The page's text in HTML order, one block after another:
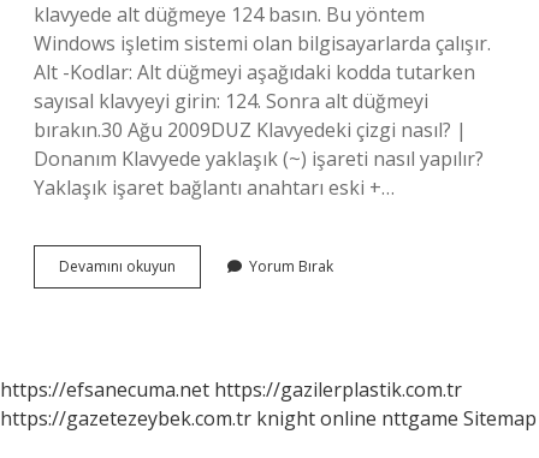
klavyede alt düğmeye 124 basın. Bu yöntem
Windows işletim sistemi olan bilgisayarlarda çalışır.
Alt -Kodlar: Alt düğmeyi aşağıdaki kodda tutarken
sayısal klavyeyi girin: 124. Sonra alt düğmeyi
bırakın.30 Ağu 2009DUZ Klavyedeki çizgi nasıl? |
Donanım Klavyede yaklaşık (~) işareti nasıl yapılır?
Yaklaşık işaret bağlantı anahtarı eski +…
Devamını okuyun Klavyede
Artı
Nasıl
Yapılır
Yorum Bırak
https://efsanecuma.net https://gazilerplastik.com.tr
https://gazetezeybek.com.tr knight online nttgame Sitemap